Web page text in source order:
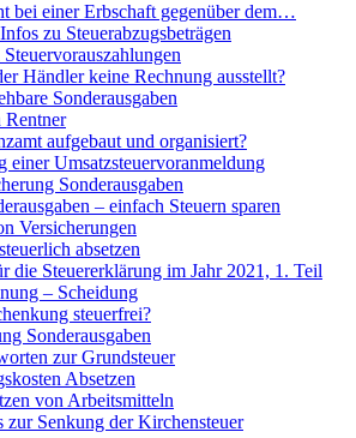
bei einer Erbschaft gegenüber dem…
zu Steuerabzugsbeträgen
Händler keine Rechnung ausstellt?
Sonderausgaben
Rentner
aufgebaut und organisiert?
einer Umsatzsteuervoranmeldung
Sonderausgaben
– einfach Steuern sparen
Versicherungen
absetzen
die Steuererklärung im Jahr 2021, 1. Teil
– Scheidung
steuerfrei?
Sonderausgaben
zur Grundsteuer
Absetzen
von Arbeitsmitteln
zur Senkung der Kirchensteuer